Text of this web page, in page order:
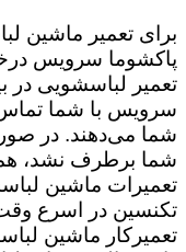
برای تعمیر ماشین
پاکشوما سرویس
تعمیر لباسشویی در
سرویس با شما تماس
شما می‌دهند. در
شما برطرف نشد،
تعمیرات ماشین
تکنسین در اسرع
تعمیرکار ماشین